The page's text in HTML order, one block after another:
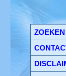
ZOEKEN